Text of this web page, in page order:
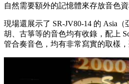
自然需要額外的記憶體來存放音色
現場還展示了 SR-JV80-14 的 Asia
胡、古箏等的音色均有收錄，配上
管合奏音色，均有非常寫實的取樣